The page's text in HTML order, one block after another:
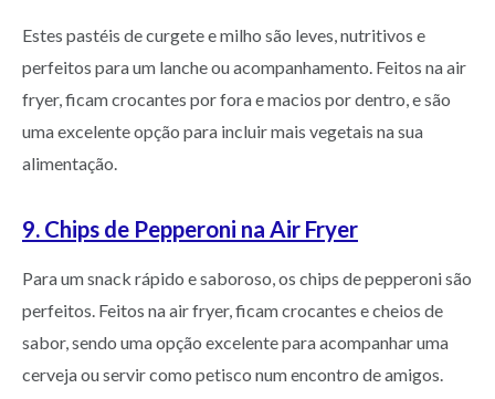
Estes pastéis de curgete e milho são leves, nutritivos e
perfeitos para um lanche ou acompanhamento. Feitos na air
fryer, ficam crocantes por fora e macios por dentro, e são
uma excelente opção para incluir mais vegetais na sua
alimentação.
9. Chips de Pepperoni na Air Fryer
Para um snack rápido e saboroso, os chips de pepperoni são
perfeitos. Feitos na air fryer, ficam crocantes e cheios de
sabor, sendo uma opção excelente para acompanhar uma
cerveja ou servir como petisco num encontro de amigos.